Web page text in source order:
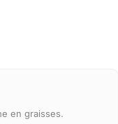
en graisses.